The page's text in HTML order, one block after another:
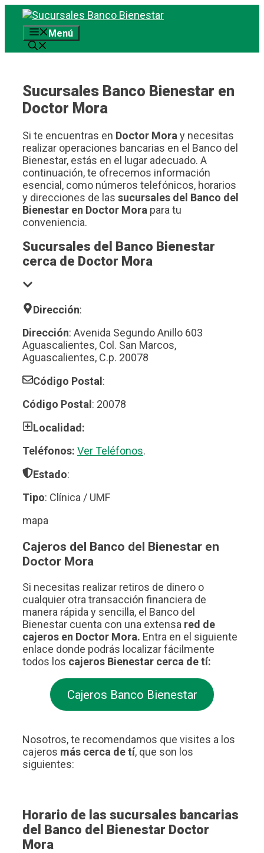
Saltar
contenidoMenú
Sucursales Banco Bienestar en
Doctor Mora
Si te encuentras en Doctor Mora y necesitas
realizar operaciones bancarias en el Banco del
Bienestar, estás en el lugar adecuado. A
continuación, te ofrecemos información
esencial, como números telefónicos, horarios
y direcciones de las sucursales del Banco del
Bienestar en Doctor Mora para tu
conveniencia.
Sucursales del Banco Bienestar
cerca de Doctor Mora
Dirección:
Dirección: Avenida Segundo Anillo 603
Aguascalientes, Col. San Marcos,
Aguascalientes, C.p. 20078
Código Postal :
Código Postal : 20078
Localidad:
Teléfonos: Ver Teléfonos.
Estado:
Tipo: Clínica / UMF
mapa
Cajeros del Banco del Bienestar en
Doctor Mora
Si necesitas realizar retiros de dinero o
cualquier otra transacción financiera de
manera rápida y sencilla, el Banco del
Bienestar cuenta con una extensa red de
cajeros en Doctor Mora. Entra en el siguiente
enlace donde podrás localizar fácilmente
todos los cajeros Bienestar cerca de tí:
Cajeros Banco Bienestar
Nosotros, te recomendamos que visites a los
cajeros más cerca de tí, que son los
siguientes:
Horario de las sucursales bancarias
del Banco del Bienestar Doctor
Mora